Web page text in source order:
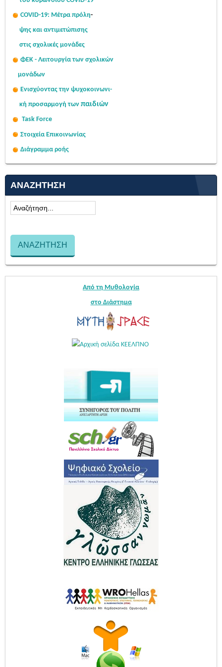
COVID-19: Μέτρα πρόλη-
ψης και αντιμετώπισης
στις σχολικές μονάδες
ΦΕΚ - Λειτουργία των σχολικών
μονάδων
Ενισχύοντας την ψυχοκοινωνι-
κή προσαρμογή των παιδιών
Task Force
Στοιχεία Επικοινωνίας
Διάγραμμα ροής
ΑΝΑΖΉΤΗΣΗ
Από τη Μυθολογία
στο Διάστημα